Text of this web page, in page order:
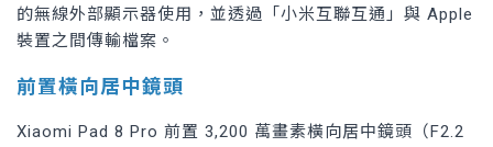
的無線外部顯示器使用，並透過「小米互聯互通」與 Apple
裝置之間傳輸檔案。
前置橫向居中鏡頭
Xiaomi Pad 8 Pro 前置 3,200 萬畫素橫向居中鏡頭（F2.2